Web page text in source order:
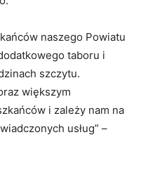
naszego Powiatu
taboru i
szczytu.
większym
i zależy nam na
usług” –